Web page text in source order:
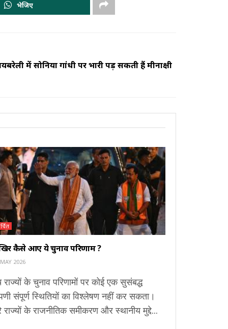
भेजिए
में सोनिया गांधी पर भारी पड़ सकती हैं मीनाक्षी
कैसे आए ये चुनाव परिणाम ?
2026
राज्यों के चुनाव परिणामों पर कोई एक सुसंबद्ध
संपूर्ण स्थितियों का विश्लेषण नहीं कर सकता।
राज्यों के राजनीतिक समीकरण और स्थानीय मुद्दे...